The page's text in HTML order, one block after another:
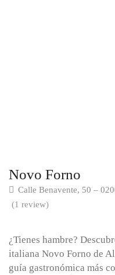
Novo Forno
Calle Benavente, 50 –
(1 review)
¿Tienes hambre?
italiana Novo Forno de
guía gastronómica más